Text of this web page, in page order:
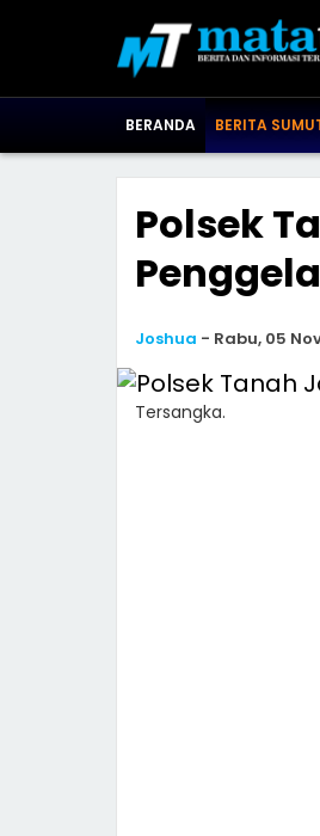
BERANDA BERITA
Polsek
Joshua - Rabu, 05
Tersangka.